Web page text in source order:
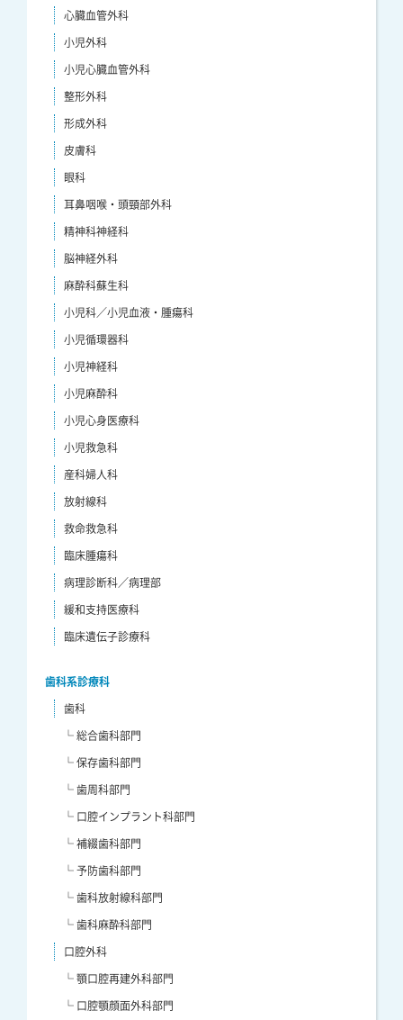
心臓血管外科
小児外科
小児心臓血管外科
整形外科
形成外科
皮膚科
眼科
耳鼻咽喉・頭頸部外科
精神科神経科
脳神経外科
麻酔科蘇生科
小児科／小児血液・腫瘍科
小児循環器科
小児神経科
小児麻酔科
小児心身医療科
小児救急科
産科婦人科
放射線科
救命救急科
臨床腫瘍科
病理診断科／病理部
緩和支持医療科
臨床遺伝子診療科
歯科系診療科
歯科
└ 総合歯科部門
└ 保存歯科部門
└ 歯周科部門
└ 口腔インプラント科部門
└ 補綴歯科部門
└ 予防歯科部門
└ 歯科放射線科部門
└ 歯科麻酔科部門
口腔外科
└ 顎口腔再建外科部門
└ 口腔顎顔面外科部門